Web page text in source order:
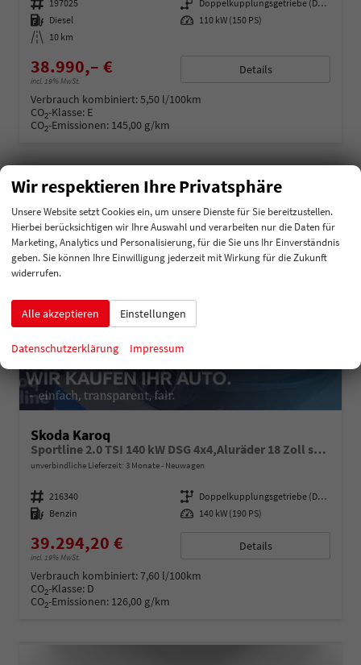
Fahrzeugnummer 197025 Getriebe
Doppelkupplungsgetriebe (DSG)
Kraftstoff Diesel Leistung 110 kW (150 PS)
Kilometerstand 10 km
38.990,– €
incl. 19% MwSt.
Details
Verbrauch kombiniert:5,50 l/100km
CO2-Klasse: E
CO2-Emissionen: 145,00 g/km
Skoda Karoq
Sportline 2.0 TSI 140 kW DSG 4x4,Aluräder 18 Zoll schwarz, Sonderfarbe Stahlgrau,Phone Box, Klimaauromatik,LED MATRIX, dynamische Blinkleuchten,Drive Mode Seledct, Kessy Full, Navigation, Sun Set,Rückkamera, PDC,LED , 4J. Grantie, Virt. Cockpit
unverbindliche Lieferzeit: 3 Monate Neuwagen
Fahrzeugnummer 216340 Getriebe
Doppelkupplungsgetriebe (DSG)
Kraftstoff Benzin Leistung 140 kW (190 PS)
39.294,20 €
incl. 19% MwSt.
Details
Verbrauch kombiniert:7,60 l/100km
CO2-Klasse: D
CO2-Emissionen: 126,00 g/km
Wir respektieren Ihre Privatsphäre
Unsere Website setzt Cookies ein, um unsere Dienste für Sie bereitzustellen.
Hierbei berücksichtigen wir Ihre Auswahl und verarbeiten nur die Daten für
Marketing, Analytics und Personalisierung, für die Sie uns Ihr Einverständnis
geben. Sie können Ihre Einwilligung jederzeit mit Wirkung für die Zukunft
widerrufen.
Alle akzeptieren Einstellungen
Datenschutzerklärung Impressum